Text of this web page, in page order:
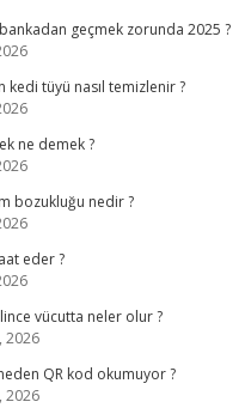
geçmek zorunda 2025 ?
kedi tüyü nasıl temizlenir ?
ne demek ?
bozukluğu nedir ?
eder ?
vücutta neler olur ?
2026
QR kod okumuyor ?
2026